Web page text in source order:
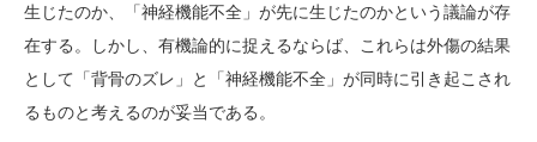
生じたのか、「神経機能不全」が先に生じたのかという議論が存
在する。しかし、有機論的に捉えるならば、これらは外傷の結果
として「背骨のズレ」と「神経機能不全」が同時に引き起こされ
るものと考えるのが妥当である。